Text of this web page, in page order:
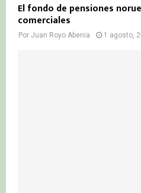
El fondo de pensiones
comerciales
Por Juan Royo Abenia 1 agosto,